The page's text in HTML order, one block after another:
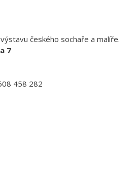
českého sochaře a malíře.
7
458 282